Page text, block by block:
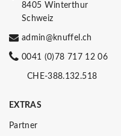
8405 Winterthur
Schweiz
admin@knuffel.ch
0041 (0)78 717 12 06
CHE-388.132.518
EXTRAS
Partner